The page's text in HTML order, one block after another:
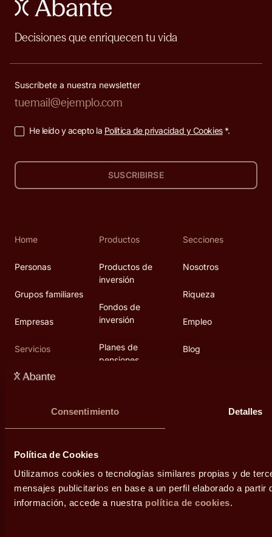
Consentimiento Detalles
Política de Cookies
Utilizamos cookies o tecnologías similares propias y de
mensajes publicitarios en base a un perfil elaborado a
información, accede a nuestra política de cookies.
Decisiones que enriquecen tu vida
Suscríbete a nuestra newsletter
He leído y acepto la Política de privacidad y Cookies*.
SUSCRIBIRSE
Home
Personas
Grupos familiares
Empresas
Servicios
Personas
Empresas
Productos
Productos de
inversión
Fondos de
inversión
Planes de
pensiones
Secciones
Nosotros
Riqueza
Empleo
Blog